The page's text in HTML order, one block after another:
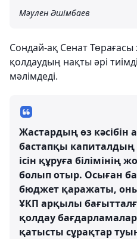
Мәулен Әшімбаев
Сондай-ақ Сенат Төрағасы
қолдаудың нақты әрі
мәлімдеді.
Жастардың өз кәсібін
бастапқы капиталдың
ісін құруға білімінің
болып отыр. Осыған
бюджет қаражаты,
ҰКП арқылы
қолдау
қатысты сұрақтар